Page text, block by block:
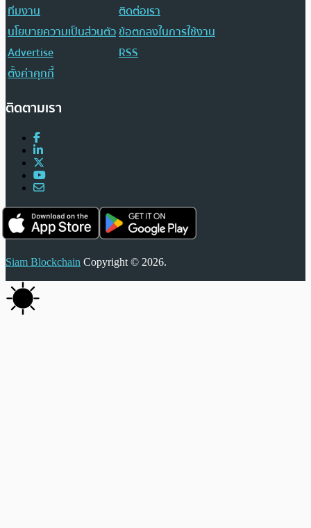
ทีมงาน
ติดต่อเรา
นโยบายความเป็นส่วนตัวข้อตกลงในการใช้งาน
Advertise
RSS
ตั้งค่าคุกกี้
ติดตามเรา
Siam Blockchain Copyright © 2026.